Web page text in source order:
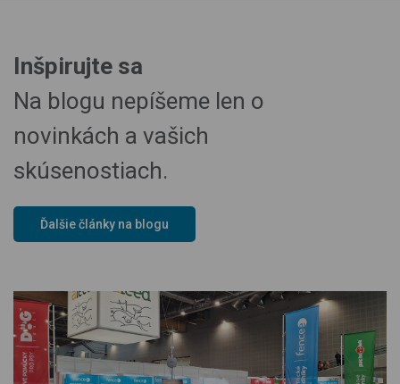
Inšpirujte sa
Na blogu nepíšeme len o
novinkách a vašich
skúsenostiach.
Ďalšie články na blogu